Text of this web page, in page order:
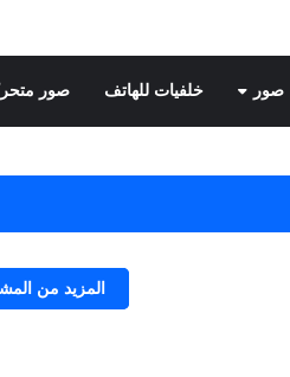
صور خلفيات للهاتف صور
المزيد من